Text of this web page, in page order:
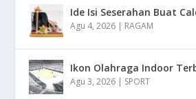
Ide Isi Seserahan Buat
Agu 4, 2026 | RAGAM
Ikon Olahraga Indoor
Agu 3, 2026 | SPORT